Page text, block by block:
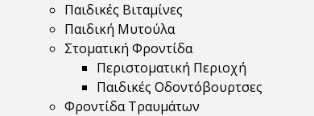
Παιδικές Βιταμίνες
Παιδική Μυτούλα
Στοματική Φροντίδα
Περιστοματική Περιοχή
Παιδικές Οδοντόβουρτσες
Φροντίδα Τραυμάτων